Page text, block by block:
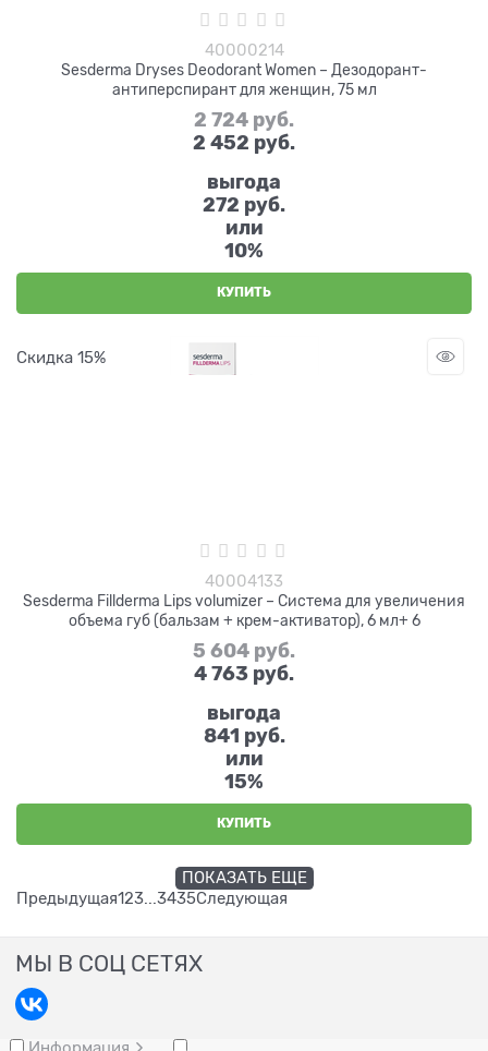
40000214
Sesderma Dryses Deodorant Women – Дезодорант-
антиперспирант для женщин, 75 мл
2 724 руб.
2 452 руб.
выгода
272 руб.
или
10%
КУПИТЬ
Скидка 15%
40004133
Sesderma Fillderma Lips volumizer – Система для увеличения
объема губ (бальзам + крем-активатор), 6 мл+ 6
5 604 руб.
4 763 руб.
выгода
841 руб.
или
15%
КУПИТЬ
ПОКАЗАТЬ ЕЩЕ
Предыдущая123 3435Следующая
МЫ В СОЦ СЕТЯХ
Информация